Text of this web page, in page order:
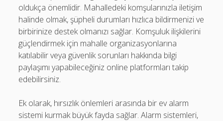
oldukça önemlidir. Mahalledeki komşularınızla iletişim
halinde olmak, şüpheli durumları hızlıca bildirmenizi ve
birbirinize destek olmanızı sağlar. Komşuluk ilişkilerini
güçlendirmek için mahalle organizasyonlarına
katılabilir veya güvenlik sorunları hakkında bilgi
paylaşımı yapabileceğiniz online platformları takip
edebilirsiniz.
Ek olarak, hırsızlık önlemleri arasında bir ev alarm
sistemi kurmak büyük fayda sağlar. Alarm sistemleri,